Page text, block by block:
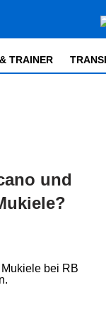
TRAINER
und